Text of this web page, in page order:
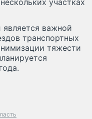
участках
важной
транспортных
тяжести